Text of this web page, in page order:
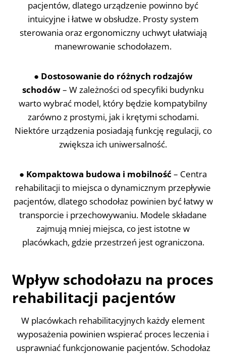
pacjentów, dlatego urządzenie powinno być
intuicyjne i łatwe w obsłudze. Prosty system
sterowania oraz ergonomiczny uchwyt ułatwiają
manewrowanie schodołazem.
● Dostosowanie do różnych rodzajów
schodów– W zależności od specyfiki budynku
warto wybrać model, który będzie kompatybilny
zarówno z prostymi, jak i krętymi schodami.
Niektóre urządzenia posiadają funkcję regulacji, co
zwiększa ich uniwersalność.
● Kompaktowa budowa i mobilność – Centra
rehabilitacji to miejsca o dynamicznym przepływie
pacjentów, dlatego schodołaz powinien być łatwy w
transporcie i przechowywaniu. Modele składane
zajmują mniej miejsca, co jest istotne w
placówkach, gdzie przestrzeń jest ograniczona.
Wpływ schodołazu na proces
rehabilitacji pacjentów
W placówkach rehabilitacyjnych każdy element
wyposażenia powinien wspierać proces leczenia i
usprawniać funkcjonowanie pacjentów. Schodołaz